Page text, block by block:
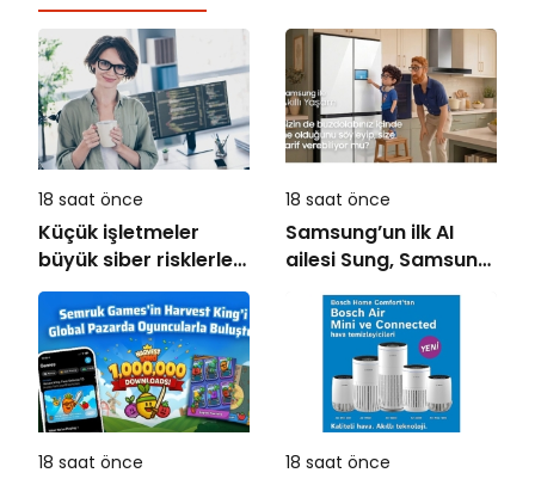
18 saat önce
Küçük işletmeler
büyük siber risklerle
karşı karşıya
18 saat önce
Samsung’un ilk AI
ailesi Sung, Samsung
akıllı yaşam
deneyimini ekranlara
taşıyor
18 saat önce 18 saat önce